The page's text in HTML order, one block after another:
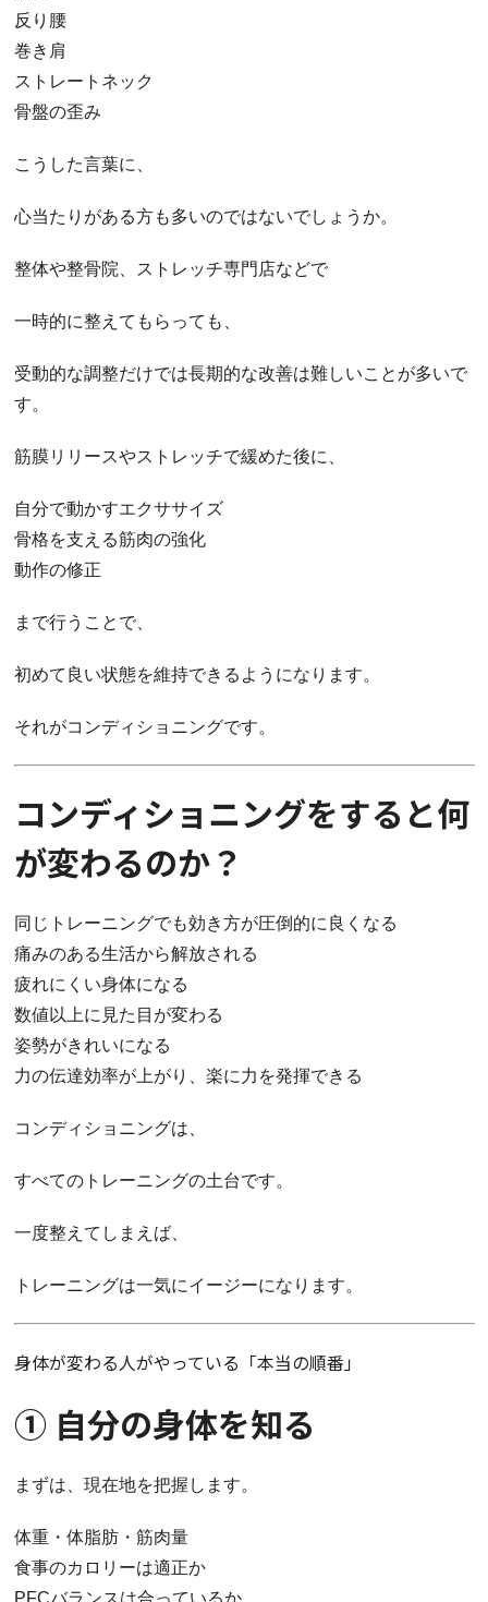
反り腰
巻き肩
ストレートネック
骨盤の歪み
こうした言葉に、
心当たりがある方も多いのではないでしょうか。
整体や整骨院、ストレッチ専門店などで
一時的に整えてもらっても、
受動的な調整だけでは長期的な改善は難しいことが多いで
す。
筋膜リリースやストレッチで緩めた後に、
自分で動かすエクササイズ
骨格を支える筋肉の強化
動作の修正
まで行うことで、
初めて良い状態を維持できるようになります。
それがコンディショニングです。
コンディショニングをすると何
が変わるのか？
同じトレーニングでも効き方が圧倒的に良くなる
痛みのある生活から解放される
疲れにくい身体になる
数値以上に見た目が変わる
姿勢がきれいになる
力の伝達効率が上がり、楽に力を発揮できる
コンディショニングは、
すべてのトレーニングの土台です。
一度整えてしまえば、
トレーニングは一気にイージーになります。
身体が変わる人がやっている「本当の順番」
① 自分の身体を知る
まずは、現在地を把握します。
体重・体脂肪・筋肉量
食事のカロリーは適正か
PFCバランスは合っているか